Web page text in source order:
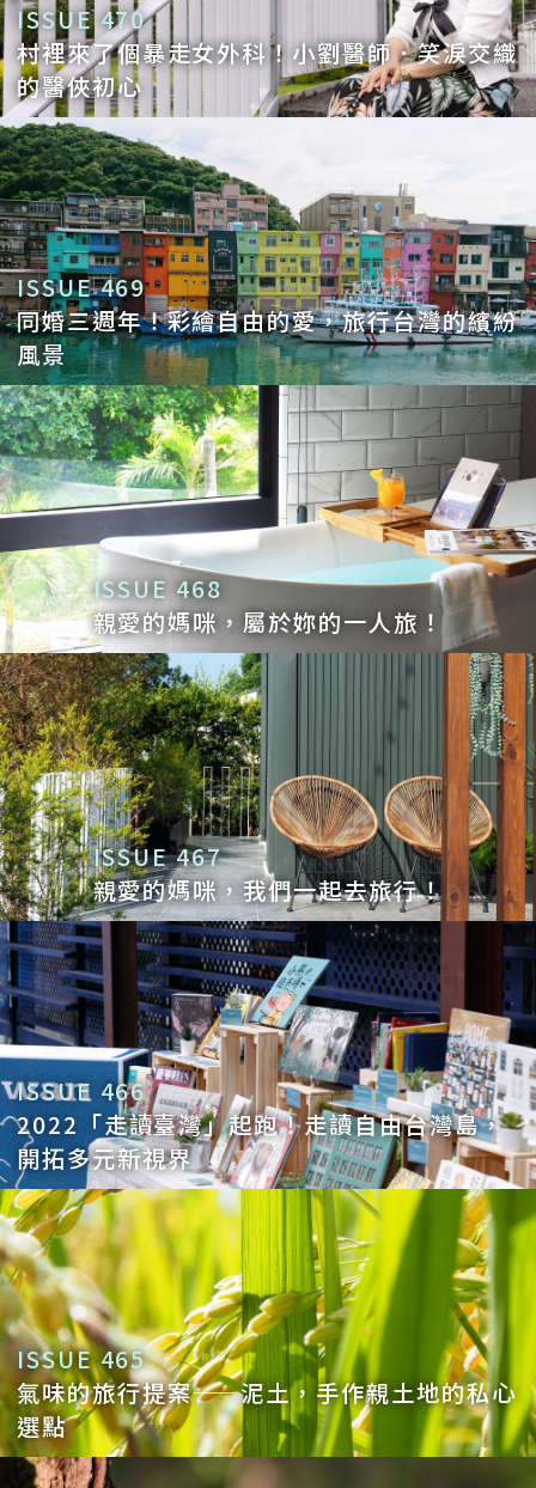
ISSUE 470
村裡來了個暴走女外科！小劉醫師．笑淚交織
的醫俠初心
ISSUE 469
同婚三週年！彩繪自由的愛，旅行台灣的繽紛
風景
ISSUE 468
親愛的媽咪，屬於妳的一人旅！
ISSUE 467
親愛的媽咪，我們一起去旅行！
ISSUE 466
2022「走讀臺灣」起跑！走讀自由台灣島，
開拓多元新視界
ISSUE 465
氣味的旅行提案——泥土，手作親土地的私心
選點